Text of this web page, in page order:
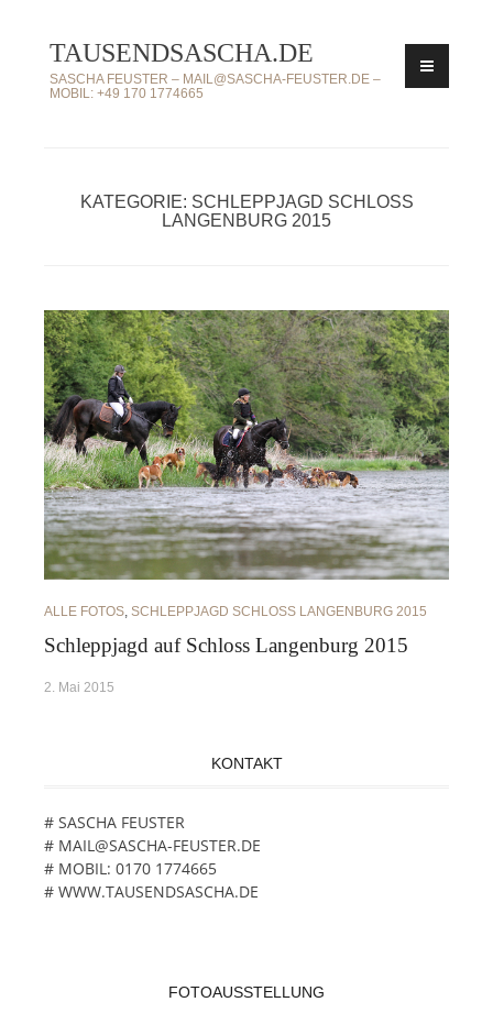
Inhalt
springen
TAUSENDSASCHA.DE
SASCHA FEUSTER – MAIL@SASCHA-FEUSTER.DE –
MOBIL: +49 170 1774665
KATEGORIE: SCHLEPPJAGD SCHLOSS
LANGENBURG 2015
ALLE FOTOS, SCHLEPPJAGD SCHLOSS LANGENBURG 2015
Schleppjagd auf Schloss Langenburg 2015
2. Mai 2015
KONTAKT
# SASCHA FEUSTER
# MAIL@SASCHA-FEUSTER.DE
# MOBIL: 0170 1774665
# WWW.TAUSENDSASCHA.DE
FOTOAUSSTELLUNG